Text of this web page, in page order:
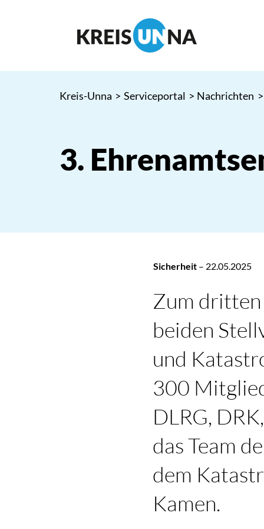
Kreis-Unna > Serviceportal > Nachrichten
3.
Sicherheit – 22.05.2025
Zum dritten
beiden
und
300
DLRG,
das Team
dem
Kamen.